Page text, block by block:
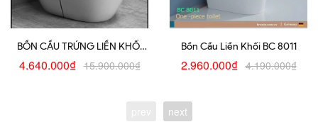
BỒN CẦU TRỨNG LIỀN KHỐI
BC 8013B
4.640.000₫ 15.900.000₫
Bồn Cầu Liền Khối BC 8011
2.960.000₫ 4.190.000₫
next